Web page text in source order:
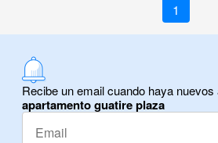
1
Recibe un email cuando haya
apartamento guatire plaza